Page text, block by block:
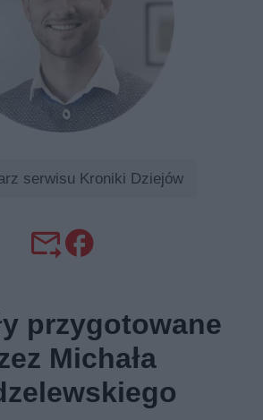
serwisu Kroniki Dziejów
przygotowane
Michała